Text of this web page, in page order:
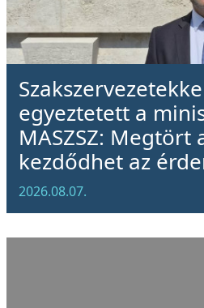
egyeztetett a
MASZSZ: Megtört
kezdődhet az
2026.08.07.